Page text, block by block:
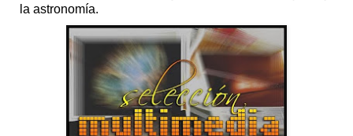
la astronomía.